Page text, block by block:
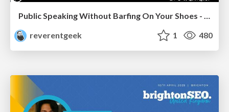
Public Speaking Without Barfing On Your Shoes - THAT 2023
reverentgeek
1 480